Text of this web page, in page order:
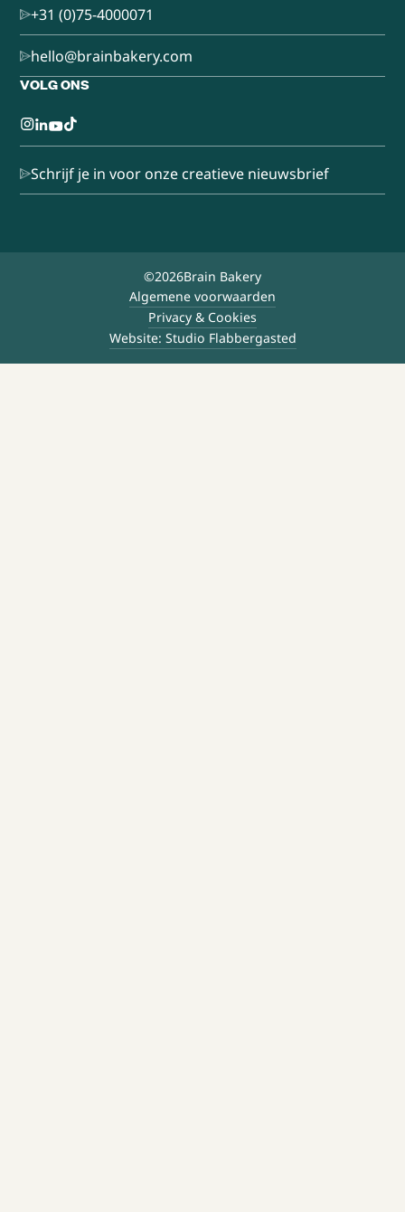
+31 (0)75-4000071
hello@brainbakery.com
VOLG ONS
Schrijf je in voor onze creatieve nieuwsbrief
©2026Brain Bakery
Algemene voorwaarden
Privacy & Cookies
Website: Studio Flabbergasted